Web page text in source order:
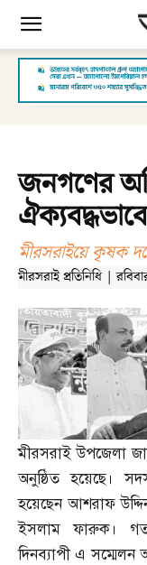
জনগণের
মীরসরাইয়ে কৃষক
মীরসরাই প্রতিনিধি |
মীরসরাই উপজেলা
অনুষ্ঠিত হয়েছে।
হয়েছেন আশরাফ
ইসলাম ফারুক।
দিনব্যাপী এ সম্মেলন